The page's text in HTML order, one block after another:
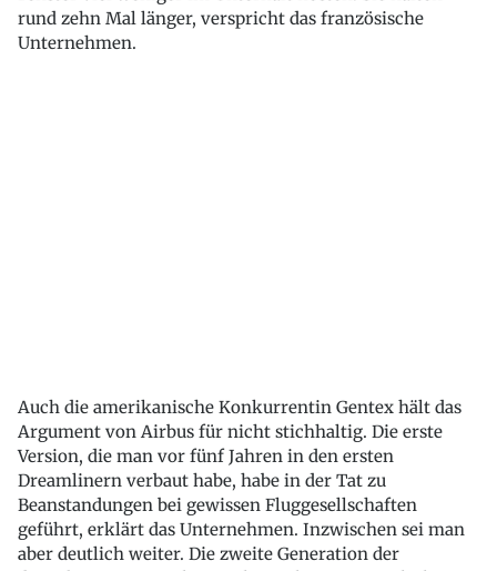
rund zehn Mal länger, verspricht das französische
Unternehmen.
Auch die amerikanische Konkurrentin Gentex hält das
Argument von Airbus für nicht stichhaltig. Die erste
Version, die man vor fünf Jahren in den ersten
Dreamlinern verbaut habe, habe in der Tat zu
Beanstandungen bei gewissen Fluggesellschaften
geführt, erklärt das Unternehmen. Inzwischen sei man
aber deutlich weiter. Die zweite Generation der